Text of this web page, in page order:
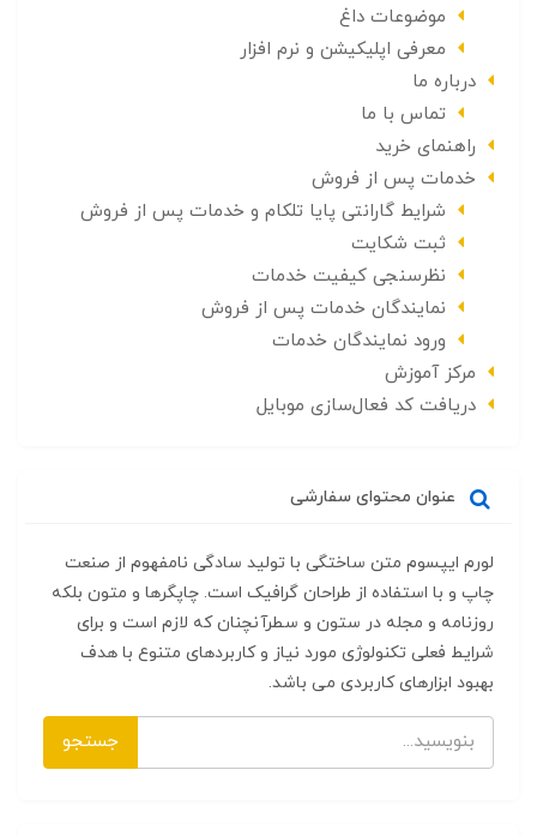
موضوعات داغ
معرفی اپلیکیشن و نرم افزار
درباره ما
تماس با ما
راهنمای خرید
خدمات پس از فروش
شرایط گارانتی پایا تلکام و خدمات پس از فروش
ثبت شکایت
نظرسنجی کیفیت خدمات
نمایندگان خدمات پس از فروش
ورود نمایندگان خدمات
مرکز آموزش
دریافت کد فعال‌سازی موبایل
عنوان محتوای سفارشی
لورم ایپسوم متن ساختگی با تولید سادگی نامفهوم از صنعت
چاپ و با استفاده از طراحان گرافیک است. چاپگرها و متون بلکه
روزنامه و مجله در ستون و سطرآنچنان که لازم است و برای
شرایط فعلی تکنولوژی مورد نیاز و کاربردهای متنوع با هدف
بهبود ابزارهای کاربردی می باشد.
جستجو